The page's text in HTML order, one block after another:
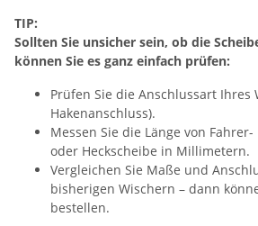
TIP:
Sollten Sie unsicher sein, ob die
können Sie es ganz einfach prüfen:
Prüfen Sie die Anschlussart Ihres
Hakenanschluss).
Messen Sie die Länge von
oder Heckscheibe in Millimetern.
Vergleichen Sie Maße und
bisherigen Wischern – dann
bestellen.